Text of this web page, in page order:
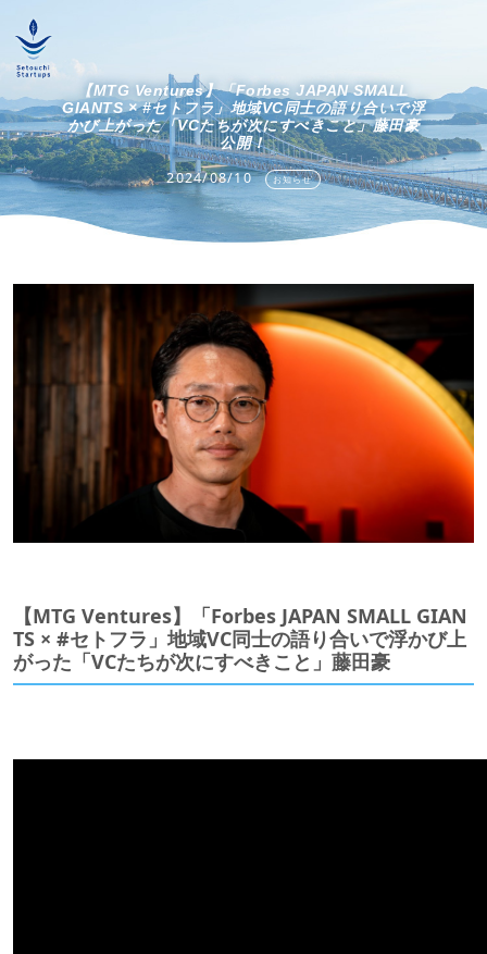
【MTG Ventures】「Forbes JAPAN SMALL
GIANTS × #セトフラ」地域VC同士の語り合いで浮
かび上がった「VCたちが次にすべきこと」藤田豪
公開！
2024/08/10 お知らせ
【MTG Ventures】「Forbes JAPAN SMALL GIAN
TS × #セトフラ」地域VC同士の語り合いで浮かび上
がった「VCたちが次にすべきこと」藤田豪